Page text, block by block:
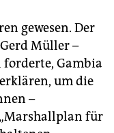
gewesen. Der
Müller –
forderte, Gambia
um die
–
für